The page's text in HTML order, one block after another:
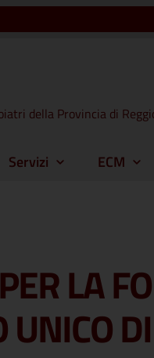
della Provincia di
Servizi ECM
LA
UNICO